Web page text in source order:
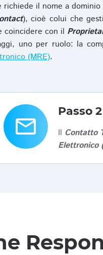
richiede il nome a
), cioè colui che
coincidere con il
uno per ruolo: la
(MRE).
email
Passo 2
Il Contatto
Elettronico